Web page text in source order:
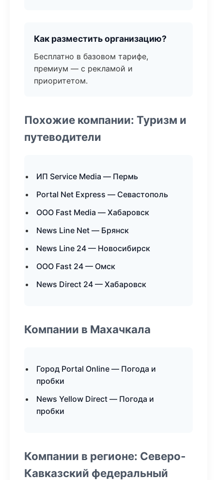
Как разместить организацию?
Бесплатно в базовом тарифе,
премиум — с рекламой и
приоритетом.
Похожие компании: Туризм и
путеводители
ИП Service Media — Пермь
Portal Net Express — Севастополь
ООО Fast Media — Хабаровск
News Line Net — Брянск
News Line 24 — Новосибирск
ООО Fast 24 — Омск
News Direct 24 — Хабаровск
Компании в Махачкала
Город Portal Online — Погода и
пробки
News Yellow Direct — Погода и
пробки
Компании в регионе: Северо-
Кавказский федеральный